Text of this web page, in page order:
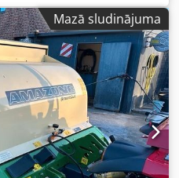
- Svars: 51 kg/gab.
Mazā sludinājuma